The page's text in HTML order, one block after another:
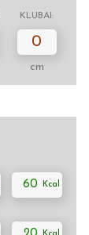
KLUBAI:
0
cm
60